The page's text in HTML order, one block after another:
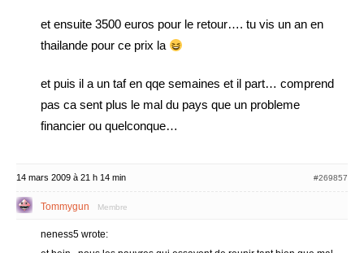
et ensuite 3500 euros pour le retour…. tu vis un an en
thailande pour ce prix la
et puis il a un taf en qqe semaines et il part… comprend
pas ca sent plus le mal du pays que un probleme
financier ou quelconque…
14 mars 2009 à 21 h 14 min #269857
Tommygun Membre
neness5 wrote: